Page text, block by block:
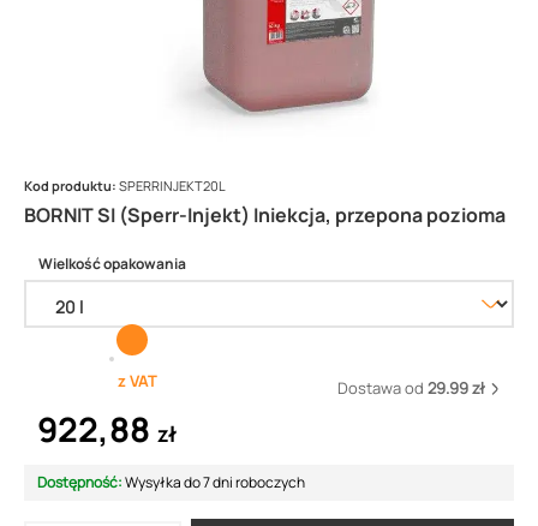
BORNIT SI (Sperr-Injekt) Iniekcja, przepona pozioma
Kod produktu: SPERRINJEKT20L
Wielkość opakowania
z VAT Dostawa od 29.99 zł
922,88 zł
Dostępność:Wysyłka do 7 dni roboczych